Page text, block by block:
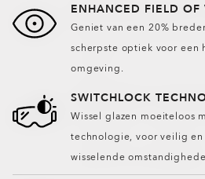
ENHANCED FIELD OF
Geniet van een 20%
scherpste optiek voor een
omgeving.
SWITCHLOCK
Wissel glazen moeiteloos
technologie, voor veilig
wisselende